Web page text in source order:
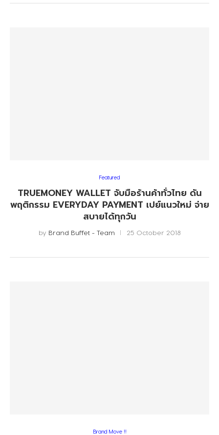
Featured
TRUEMONEY WALLET จับมือร้านค้าทั่วไทย ดัน
พฤติกรรม EVERYDAY PAYMENT เปย์แนวใหม่ จ่าย
สบายได้ทุกวัน
by Brand Buffet - Team 25 October 2018
Brand Move !!